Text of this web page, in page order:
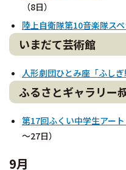
（8日）
陸上自衛隊第10音楽隊ス
いまだて芸術館
人形劇団ひとみ座「ふし
ふるさとギャラリー
第17回ふくい中学生アー
～27日）
9月